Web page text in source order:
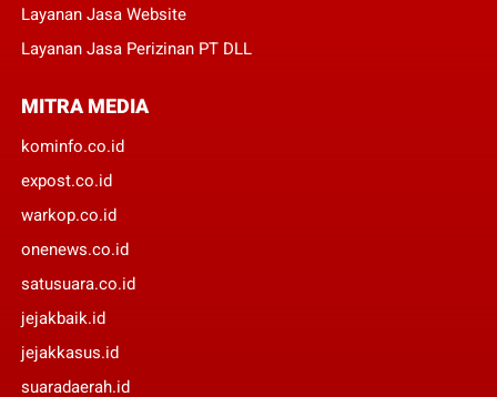
Layanan Jasa Website
Layanan Jasa Perizinan PT DLL
MITRA MEDIA
kominfo.co.id
expost.co.id
warkop.co.id
onenews.co.id
satusuara.co.id
jejakbaik.id
jejakkasus.id
suaradaerah.id